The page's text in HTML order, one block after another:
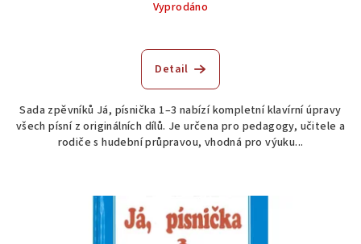
Vyprodáno
Detail
Sada zpěvníků Já, písnička 1–3 nabízí kompletní klavírní úpravy
všech písní z originálních dílů. Je určena pro pedagogy, učitele a
rodiče s hudební průpravou, vhodná pro výuku...